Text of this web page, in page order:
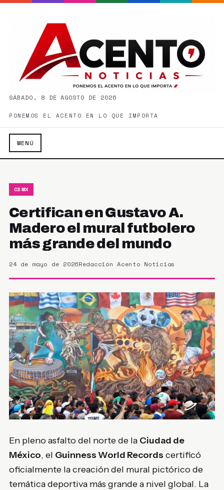
SÁBADO, 8 DE AGOSTO DE 2026
PONEMOS EL ACENTO EN LO QUE IMPORTA
MENÚ
CDMX
Certifican en Gustavo A.
Madero el mural futbolero
más grande del mundo
24 de mayo de 2026Redacción Acento Noticias
En pleno asfalto del norte de la Ciudad de
México, el Guinness World Records certificó
oficialmente la creación del mural pictórico de
temática deportiva más grande a nivel global. La